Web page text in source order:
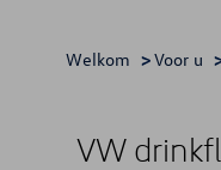
Welkom >Voor u
VW